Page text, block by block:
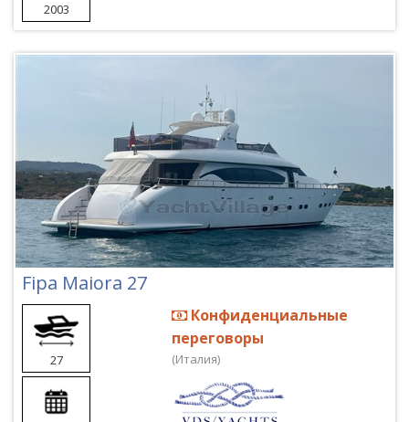
2003
Fipa Maiora 27
27
Конфиденциальные
переговоры
(Италия)